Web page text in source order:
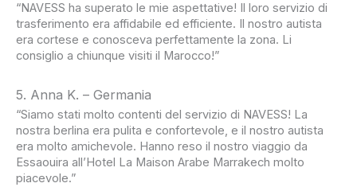
“NAVESS ha superato le mie aspettative! Il loro servizio di
trasferimento era affidabile ed efficiente. Il nostro autista
era cortese e conosceva perfettamente la zona. Li
consiglio a chiunque visiti il Marocco!”
5. Anna K. – Germania
“Siamo stati molto contenti del servizio di NAVESS! La
nostra berlina era pulita e confortevole, e il nostro autista
era molto amichevole. Hanno reso il nostro viaggio da
Essaouira all’Hotel La Maison Arabe Marrakech molto
piacevole.”